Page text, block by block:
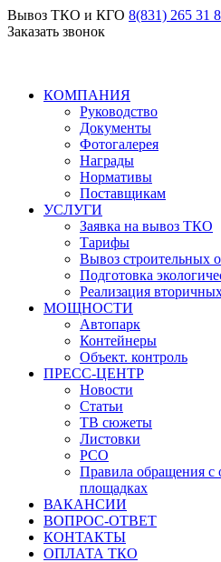
Вывоз ТКО и КГО 8(831) 265 31
Заказать звонок
КОМПАНИЯ
Руководство
Документы
Фотогалерея
Награды
Нормативы
Поставщикам
УСЛУГИ
Заявка на вывоз ТКО
Тарифы
Вывоз строительных
Подготовка
Реализация
МОЩНОСТИ
Автопарк
Контейнеры
Объект. контроль
ПРЕСС-ЦЕНТР
Новости
Статьи
ТВ сюжеты
Листовки
РСО
Правила обращения с
площадках
ВАКАНСИИ
ВОПРОС-ОТВЕТ
КОНТАКТЫ
ОПЛАТА ТКО